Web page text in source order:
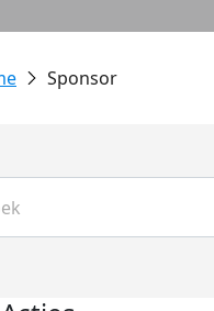
Sponsor